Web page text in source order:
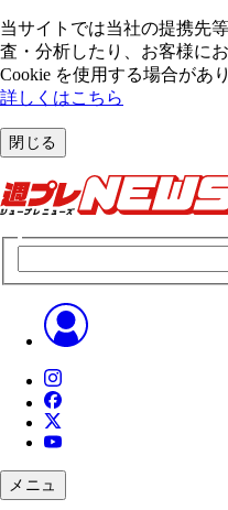
当サイトでは当社の提携先
査・分析したり、お客様に
Cookie を使⽤する場合があ
詳しくはこちら
閉じる
メニュ